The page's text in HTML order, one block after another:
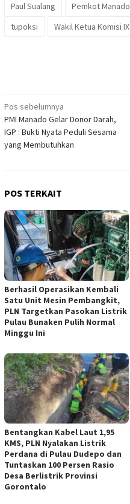
Paul Sualang
Pemkot Manado
tupoksi
Wakil Ketua Komisi IX
Navigasi
pos
Pos sebelumnya
PMI Manado Gelar Donor Darah,
IGP : Bukti Nyata Peduli Sesama
yang Membutuhkan
POS TERKAIT
Berhasil Operasikan Kembali
Satu Unit Mesin Pembangkit,
PLN Targetkan Pasokan Listrik
Pulau Bunaken Pulih Normal
Minggu Ini
Bentangkan Kabel Laut 1,95
KMS, PLN Nyalakan Listrik
Perdana di Pulau Dudepo dan
Tuntaskan 100 Persen Rasio
Desa Berlistrik Provinsi
Gorontalo